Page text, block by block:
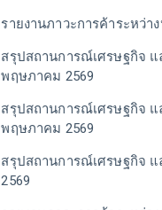
รายงานภาวะการค้าระหว่า
สรุปสถานการณ์เศรษฐกิจ แ
พฤษภาคม 2569
สรุปสถานการณ์เศรษฐกิจ แ
พฤษภาคม 2569
สรุปสถานการณ์เศรษฐกิจ
2569